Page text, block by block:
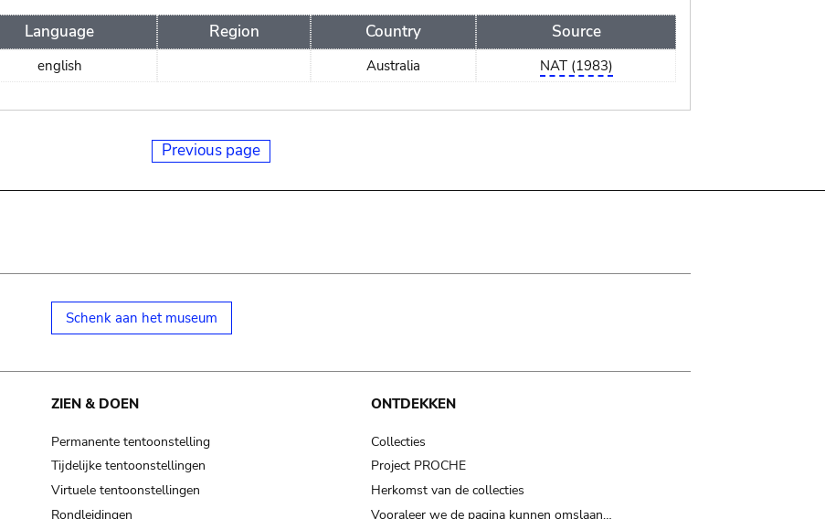
Language Region Country Source
english Australia NAT (1983)
Previous page
Schenk aan het museum
ZIEN & DOEN
Permanente tentoonstelling
Tijdelijke tentoonstellingen
Virtuele tentoonstellingen
Rondleidingen
ONTDEKKEN
Collecties
Project PROCHE
Herkomst van de collecties
Vooraleer we de pagina kunnen omslaan…